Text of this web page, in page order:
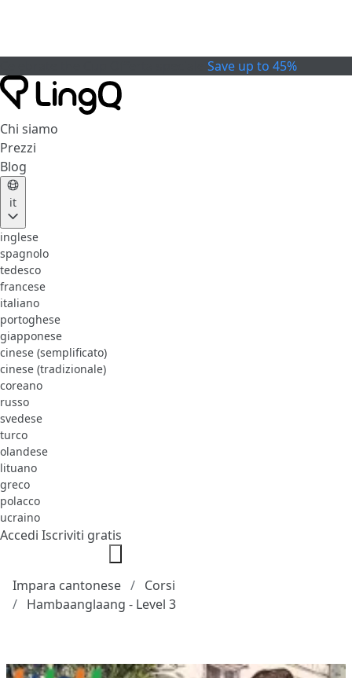
Save up to 45%
Chi siamo
Prezzi
Blog
it
inglese
spagnolo
tedesco
francese
italiano
portoghese
giapponese
cinese (semplificato)
cinese (tradizionale)
coreano
russo
svedese
turco
olandese
lituano
greco
polacco
ucraino
Accedi Iscriviti gratis
Impara cantonese
Corsi
Hambaanglaang - Level 3